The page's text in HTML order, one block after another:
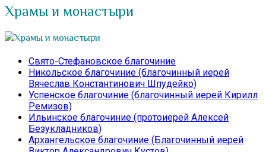
Храмы и монастыри
Храмы и монастыри
Свято-Стефановское благочиние
Никольское благочиние (благочинный иерей
Вячеслав Константинович Шпудейко)
Успенское благочиние (благочинный иерей Кирилл
Ремизов)
Ильинское благочиние (протоиерей Алексей
Безукладников)
Архангельское благочиние (Благочинный иерей